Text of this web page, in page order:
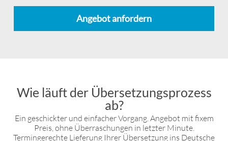
Angebot anfordern
Wie läuft der Übersetzungsprozess
ab?
Ein geschickter und einfacher Vorgang. Angebot mit fixem
Preis, ohne Überraschungen in letzter Minute.
Termingerechte Lieferung Ihrer Übersetzung ins Deutsche